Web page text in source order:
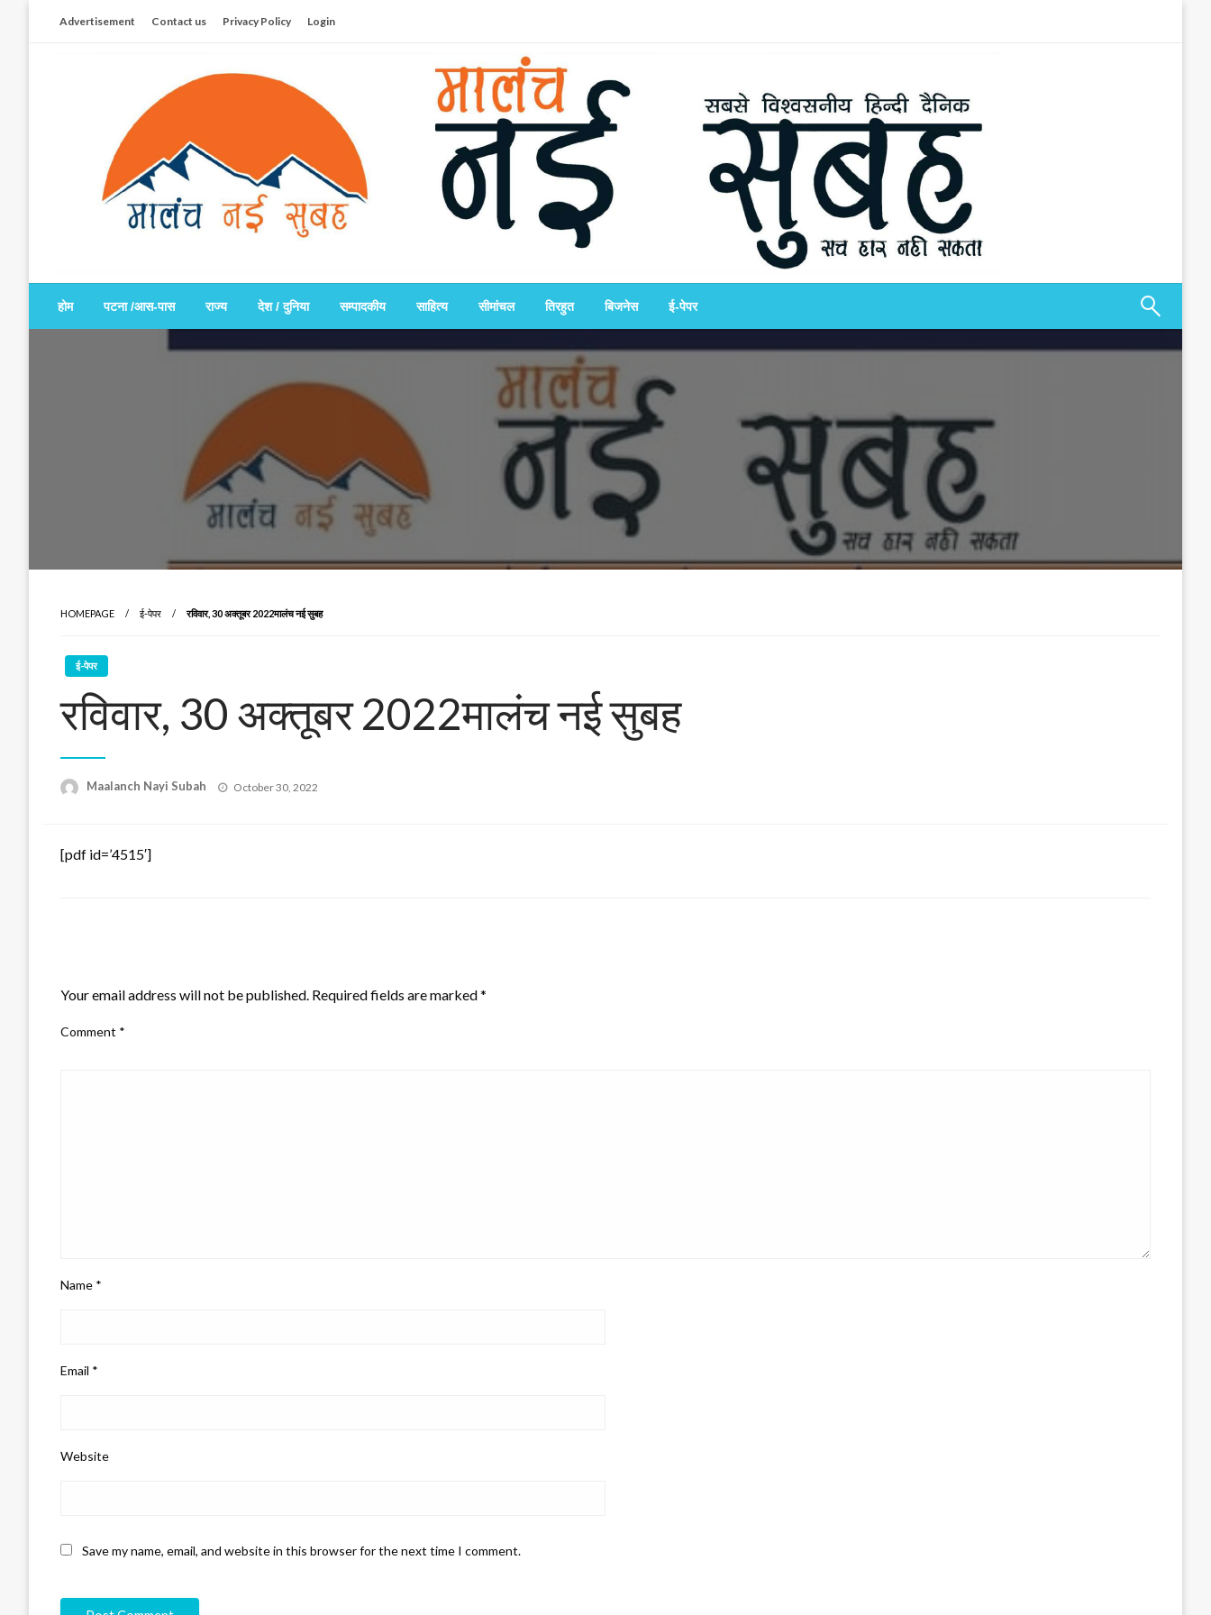
Advertisement Contact us Privacy Policy Login
मालंच नई सुबह
सच हार नही सकता
होम पटना /आस-पास राज्य देश / दुनिया सम्पादकीय साहित्य सीमांचल तिरहुत बिजनेस ई-पेपर
HOMEPAGE ई-पेपर रविवार, 30 अक्तूबर 2022मालंच नई सुबह
ई-पेपर
रविवार, 30 अक्तूबर 2022मालंच नई सुबह
Maalanch Nayi Subah
Posted
October 30, 2022
[pdf id=’4515′]
Your email address will not be published. Required fields are marked*
Comment *
Name *
Email *
Website
Save my name, email, and website in this browser for the next time I comment.